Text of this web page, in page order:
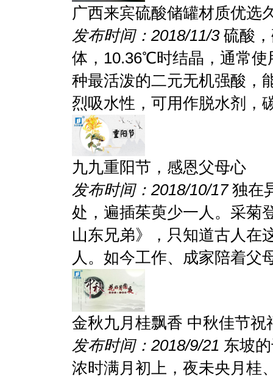
广西来宾硫酸储罐材质优选
发布时间：2018/11/3 硫酸
体，10.36℃时结晶，通常使
种最活泼的二元无机强酸，
烈吸水性，可用作脱水剂，
九九重阳节，感恩父母心
发布时间：2018/10/17 独在
处，遍插茱萸少一人。采菊
山东兄弟》，只知道古人在
人。如今工作、成家陪着父
金秋九月桂飘香 中秋佳节祝
发布时间：2018/9/21 东坡
浓时满月初上，夜未央月